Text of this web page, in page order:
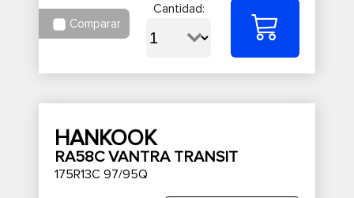
Comparar
Cantidad:
HANKOOK
RA58C VANTRA TRANSIT
175R13C 97/95Q